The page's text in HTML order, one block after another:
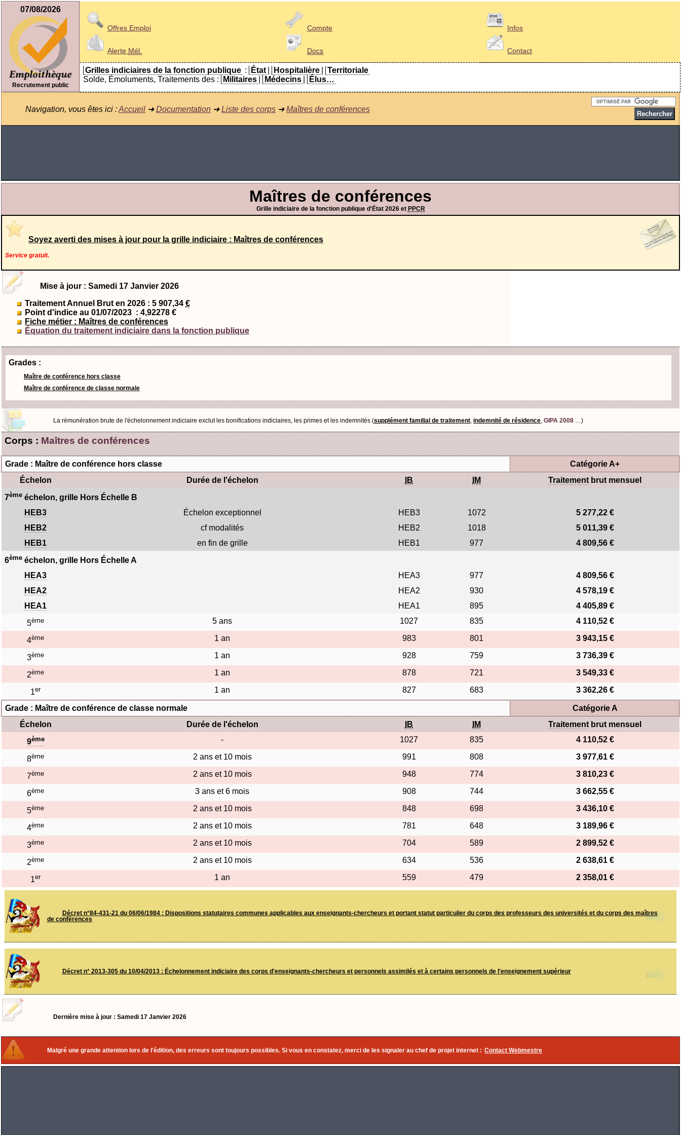
07/08/2026
Recrutement public
Offres Emploi
Alerte Mél.
Compte
Docs
Infos
Contact
Grilles indiciaires de la fonction publique : État Hospitalière
Territoriale
Solde, Émoluments, Traitements des :
Militaires Médecins Élus…
Navigation, vous êtes ici :Accueil ➜Documentation ➜Liste des corps ➜Maîtres de conférences
Maîtres de conférences
Grille indiciaire de la fonction publique d'État 2026 et PPCR
Soyez averti des mises à jour pour la grille indiciaire : Maîtres de conférences
Service gratuit.
Mise à jour : Samedi 17 Janvier 2026
Traitement Annuel Brut en 2026 : 5 907,34 €
Point d'indice au 01/07/2023 : 4,92278 €
Fiche métier : Maîtres de conférences
Équation du traitement indiciaire dans la fonction publique
Grades :
Maître de conférence hors classe
Maître de conférence de classe normale
La rémunération brute de l'échelonnement indiciaire exclut les bonifications indiciaires, les primes et les indemnités (supplément familial de traitement indemnité de résidence GIPA 2008 …)
Corps : Maîtres de conférences
Grade : Maître de conférence hors classe
Catégorie A+
Échelon
Durée de l'échelon IB IM Traitement brut mensuel
7ème échelon, grille Hors Échelle B
HEB3
Échelon exceptionnel HEB3 1072
5 277,22 €
HEB2
cf modalités HEB2 1018
5 011,39 €
HEB1
en fin de grille HEB1 977 4 809,56 €
6ème échelon, grille Hors Échelle A
HEA3
HEA3 977
4 809,56 €
HEA2
HEA2 930
4 578,19 €
HEA1
HEA1 895 4 405,89 €
5ème 5 ans 1027 835 4 110,52 €
4ème 1 an 983 801 3 943,15 €
3ème 1 an 928 759 3 736,39 €
2ème 1 an 878 721 3 549,33 €
1er 1 an 827 683 3 362,26 €
Grade : Maître de conférence de classe normale
Catégorie A
Échelon
Durée de l'échelon IB IM Traitement brut mensuel
9ème - 1027 835 4 110,52 €
8ème 2 ans et 10 mois 991 808 3 977,61 €
7ème 2 ans et 10 mois 948 774 3 810,23 €
6ème 3 ans et 6 mois 908 744 3 662,55 €
5ème 2 ans et 10 mois 848 698 3 436,10 €
4ème 2 ans et 10 mois 781 648 3 189,96 €
3ème 2 ans et 10 mois 704 589 2 899,52 €
2ème 2 ans et 10 mois 634 536 2 638,61 €
1er 1 an 559 479 2 358,01 €
Décret n°84-431-21 du 06/06/1984 : Dispositions statutaires communes applicables aux enseignants-chercheurs et portant statut particulier du corps des professeurs des universités et du corps des maîtres
de conférences
Décret n° 2013-305 du 10/04/2013 : Échelonnement indiciaire des corps d'enseignants-chercheurs et personnels assimilés et à certains personnels de l'enseignement supérieur
Dernière mise à jour : Samedi 17 Janvier 2026
Malgré une grande attention lors de l'édition, des erreurs sont toujours possibles. Si vous en constatez, merci de les signaler au chef de projet internet : Contact Webmestre